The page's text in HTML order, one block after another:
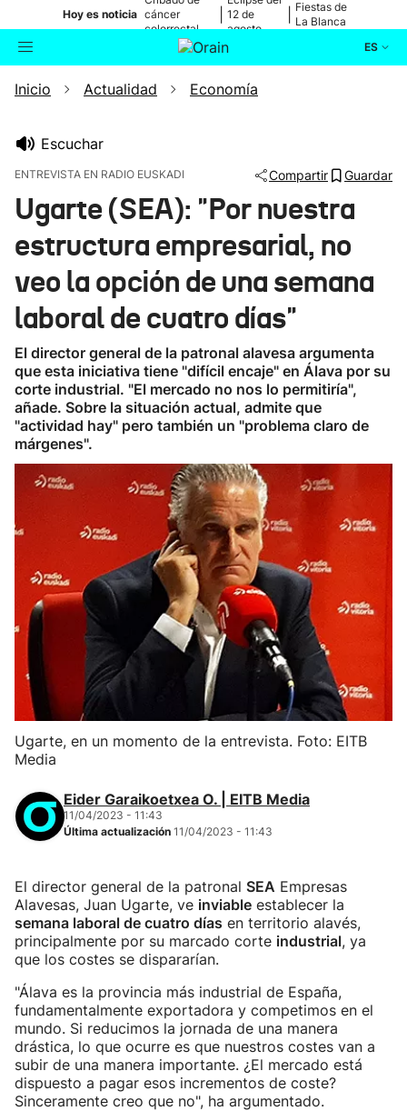
Hoy es noticia cáncer
colorrectal
12 de
agosto
Fiestas de
La Blanca
ES
Buscador Actualidad
Ikusmiran
Eguraldia
Inicio Actualidad Economía
Escuchar
ENTREVISTA EN RADIO EUSKADI Compartir Guardar
Ugarte (SEA): "Por nuestra
estructura empresarial, no
veo la opción de una semana
laboral de cuatro días"
El director general de la patronal alavesa argumenta
que esta iniciativa tiene "difícil encaje" en Álava por su
corte industrial. "El mercado no nos lo permitiría",
añade. Sobre la situación actual, admite que
"actividad hay" pero también un "problema claro de
márgenes".
Ugarte, en un momento de la entrevista. Foto: EITB
Media
Eider Garaikoetxea O. | EITB Media
11/04/2023 - 11:43
Última actualización 11/04/2023 - 11:43
El director general de la patronal SEA Empresas
Alavesas, Juan Ugarte, ve inviable establecer la
semana laboral de cuatro días en territorio alavés,
principalmente por su marcado corte industrial, ya
que los costes se dispararían.
"Álava es la provincia más industrial de España,
fundamentalmente exportadora y competimos en el
mundo. Si reducimos la jornada de una manera
drástica, lo que ocurre es que nuestros costes van a
subir de una manera importante. ¿El mercado está
dispuesto a pagar esos incrementos de coste?
Sinceramente creo que no", ha argumentado.